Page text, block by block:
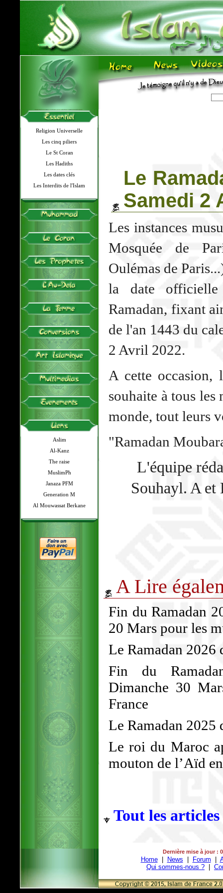
Religion Universelle
Les cinq piliers
Le St Coran
Les Hadiths
Les dates clés
Les Interdits de l'Islam
Aslim
Al-Kanz
The raise
MuslimPh
Janaza PFM
Generation M
Al Mouwassat Berkane
Le
Samedi 2
Les instances
Mosquée de
Oulémas de
la date
Ramadan, fixant
de l'an 1443 du
2 Avril 2022.
A cette occasion,
souhaite à tous les
monde, tout leurs
"Ramadan
L'équipe
Souhayl. A
A Lire
Fin du Ramadan
20 Mars pour les
Le Ramadan 2026
Fin du
Dimanche 30
France
Le Ramadan 2025
Le roi du Maroc
mouton de l’Aïd
Tout les articles
Dernière mise à jour :
Home| News Forum
Qui sommes-nous ?